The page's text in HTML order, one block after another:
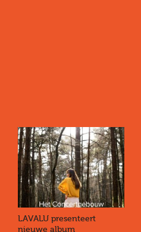
LAVALU presenteert
nieuwe album